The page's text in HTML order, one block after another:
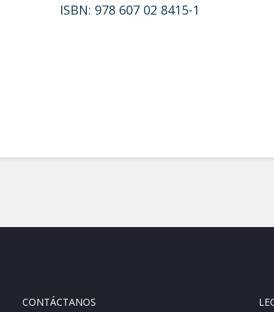
ISBN: 978 607 02 8415-1
CONTÁCTANOS